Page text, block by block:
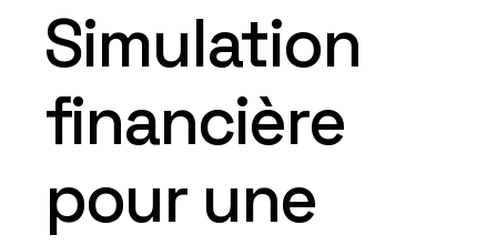
Simulation
financière
pour une